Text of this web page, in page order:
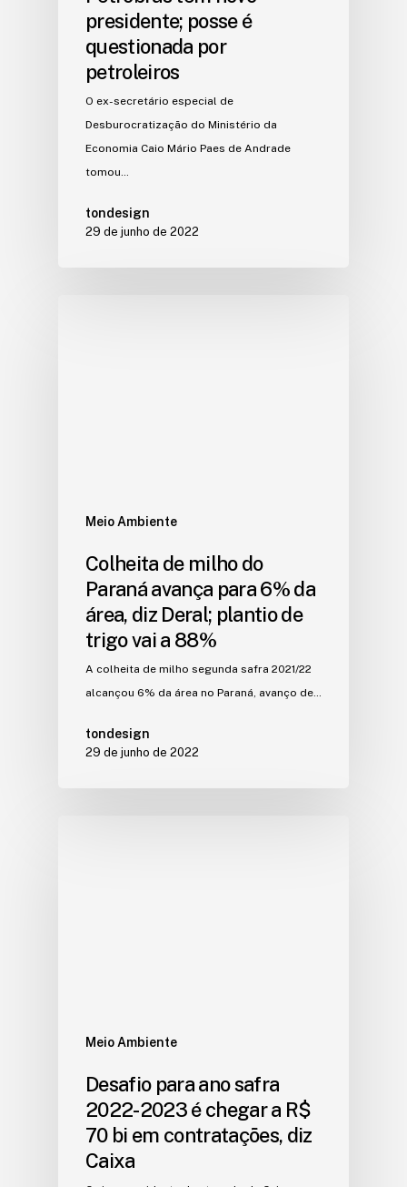
presidente; posse é
questionada por
petroleiros
O ex-secretário especial de
Desburocratização do Ministério da
Economia Caio Mário Paes de Andrade
tomou…
tondesign
29 de junho de 2022
Meio Ambiente
Colheita de milho do
Paraná avança para 6% da
área, diz Deral; plantio de
trigo vai a 88%
A colheita de milho segunda safra 2021/22
alcançou 6% da área no Paraná, avanço de…
tondesign
29 de junho de 2022
Meio Ambiente
Desafio para ano safra
2022-2023 é chegar a R$
70 bi em contratações, diz
Caixa